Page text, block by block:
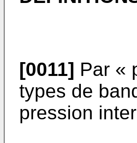
[0011] Par «
types de
pression